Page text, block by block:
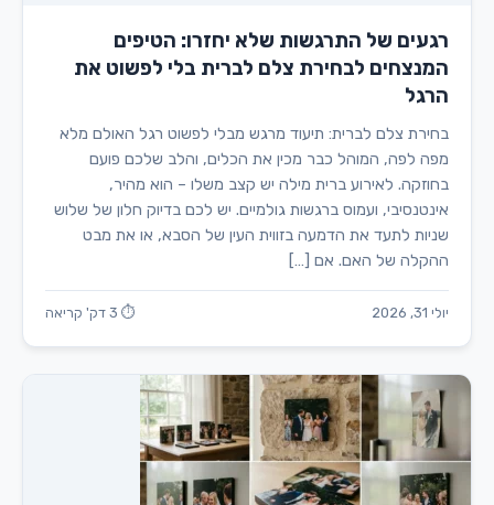
רגעים של התרגשות שלא יחזרו: הטיפים
המנצחים לבחירת צלם לברית בלי לפשוט את
הרגל
בחירת צלם לברית: תיעוד מרגש מבלי לפשוט רגל האולם מלא
מפה לפה, המוהל כבר מכין את הכלים, והלב שלכם פועם
בחוזקה. לאירוע ברית מילה יש קצב משלו – הוא מהיר,
אינטנסיבי, ועמוס ברגשות גולמיים. יש לכם בדיוק חלון של שלוש
שניות לתעד את הדמעה בזווית העין של הסבא, או את מבט
ההקלה של האם. אם […]
יולי 31, 2026 ⏱ 3 דק' קריאה